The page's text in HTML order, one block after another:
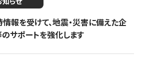
報を受けて、地震・災害に備えた企
サポートを強化します